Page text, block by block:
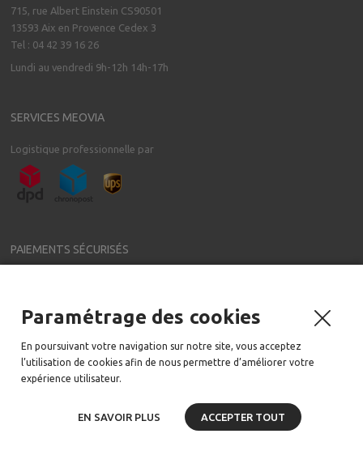
715, rue Albert Einstein CS90501
13593 Aix en Provence Cedex 3
Tel : 04 42 39 16 26
Lundi au vendredi 9h-12h 14h-17h
SERVICES MEOVIA
Logistique professionnelle par
PAIEMENTS SÉCURISÉS
NEWSLETTER
Meovia a régulièrement de nouveaux accessoires pour votre voiture
Email:
Paramétrage des cookies
En poursuivant votre navigation sur notre site, vous acceptez
l’utilisation de cookies afin de nous permettre d’améliorer votre
expérience utilisateur.
EN SAVOIR PLUS ACCEPTER TOUT